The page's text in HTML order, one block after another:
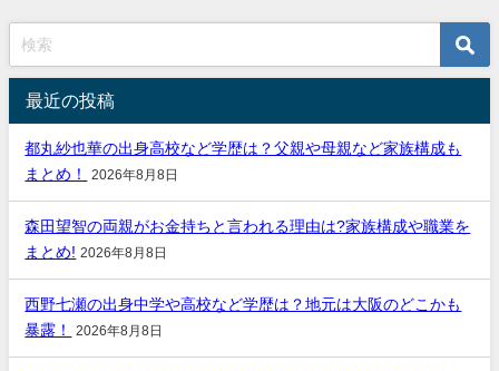
最近の投稿
都丸紗也華の出身高校など学歴は？父親や母親など家族構成も
まとめ！
2026年8月8日
森田望智の両親がお金持ちと言われる理由は?家族構成や職業を
まとめ! 2026年8月8日
西野七瀬の出身中学や高校など学歴は？地元は大阪のどこかも
暴露！
2026年8月8日